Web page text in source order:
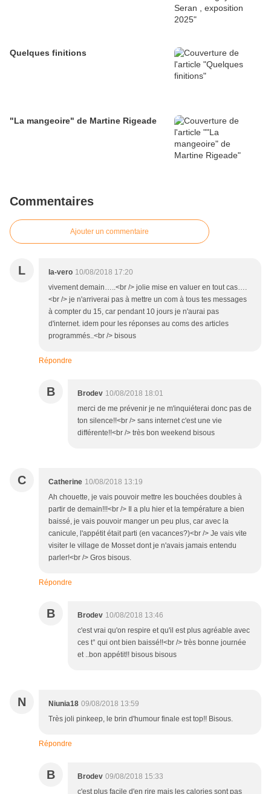
Quelques finitions
"La mangeoire" de Martine Rigeade
Commentaires
Ajouter un commentaire
L la-vero 10/08/2018 17:20
vivement demain…..<br /> jolie mise en valuer en tout cas….
<br /> je n'arriverai pas à mettre un com à tous tes messages
à compter du 15, car pendant 10 jours je n'aurai pas
d'internet. idem pour les réponses au coms des articles
programmés..<br /> bisous
Répondre
B Brodev 10/08/2018 18:01
merci de me prévenir je ne m'inquiéterai donc pas de
ton silence!!<br /> sans internet c'est une vie
différente!!<br /> très bon weekend bisous
C Catherine 10/08/2018 13:19
Ah chouette, je vais pouvoir mettre les bouchées doubles à
partir de demain!!!<br /> Il a plu hier et la température a bien
baissé, je vais pouvoir manger un peu plus, car avec la
canicule, l'appétit était parti (en vacances?)<br /> Je vais vite
visiter le village de Mosset dont je n'avais jamais entendu
parler!<br /> Gros bisous.
Répondre
B Brodev 10/08/2018 13:46
c'est vrai qu'on respire et qu'il est plus agréable avec
ces t° qui ont bien baissé!!<br /> très bonne journée
et ..bon appétit!! bisous bisous
N Niunia18 09/08/2018 13:59
Très joli pinkeep, le brin d'humour finale est top!! Bisous.
Répondre
B Brodev 09/08/2018 15:33
c'est plus facile d'en rire mais les calories sont pas